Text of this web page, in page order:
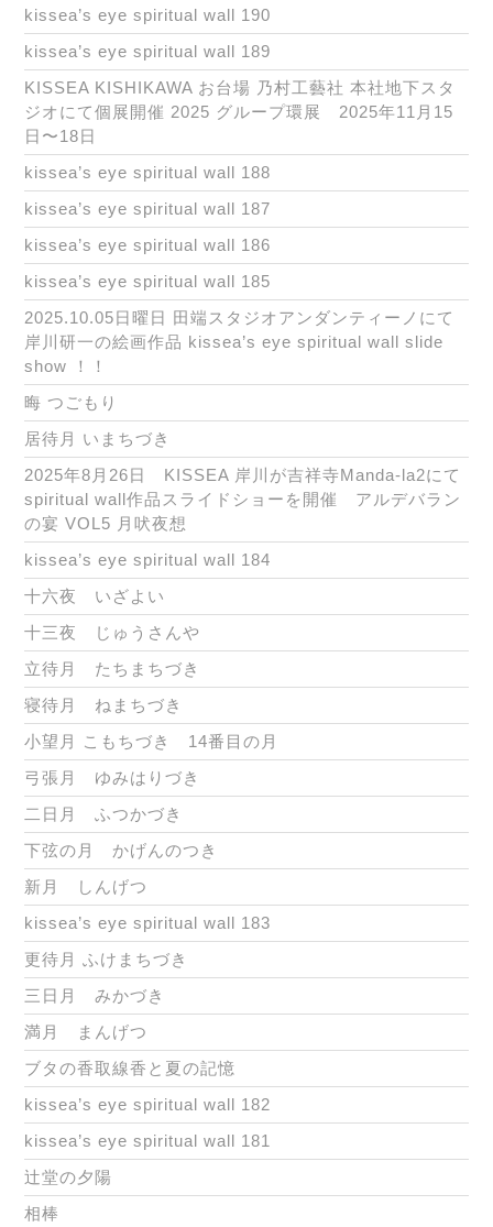
kissea’s eye spiritual wall 190
kissea’s eye spiritual wall 189
KISSEA KISHIKAWA お台場 乃村工藝社 本社地下スタ
ジオにて個展開催 2025 グループ環展 2025年11月15
日〜18日
kissea’s eye spiritual wall 188
kissea’s eye spiritual wall 187
kissea’s eye spiritual wall 186
kissea’s eye spiritual wall 185
2025.10.05日曜日 田端スタジオアンダンティーノにて
岸川研一の絵画作品 kissea’s eye spiritual wall slide
show ！！
晦 つごもり
居待月 いまちづき
2025年8月26日 KISSEA 岸川が吉祥寺Manda-la2にて
spiritual wall作品スライドショーを開催 アルデバラン
の宴 VOL5 月吠夜想
kissea’s eye spiritual wall 184
十六夜 いざよい
十三夜 じゅうさんや
立待月 たちまちづき
寝待月 ねまちづき
小望月 こもちづき 14番目の月
弓張月 ゆみはりづき
二日月 ふつかづき
下弦の月 かげんのつき
新月 しんげつ
kissea’s eye spiritual wall 183
更待月 ふけまちづき
三日月 みかづき
満月 まんげつ
ブタの香取線香と夏の記憶
kissea’s eye spiritual wall 182
kissea’s eye spiritual wall 181
辻堂の夕陽
相棒